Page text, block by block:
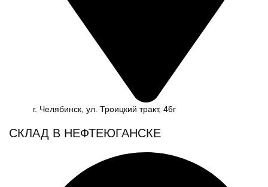
г. Челябинск, ул. Троицкий тракт, 46г
СКЛАД В НЕФТЕЮГАНСКЕ